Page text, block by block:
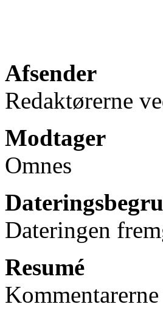
Afsender
Redaktørerne
Modtager
Omnes
Dateringen
Resumé